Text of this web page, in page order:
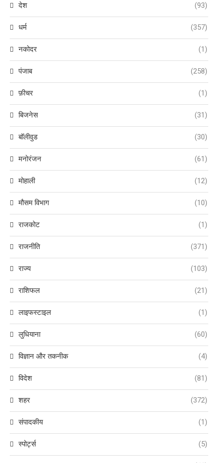
देश (93)
धर्म (357)
नकोदर (1)
पंजाब (258)
फ़ीचर (1)
बिजनेस (31)
बॉलीवुड (30)
मनोरंजन (61)
मोहाली (12)
मौसम विभाग (10)
राजकोट (1)
राजनीति (371)
राज्य (103)
राशिफल (21)
लाइफस्टाइल (1)
लुधियाना (60)
विज्ञान और तकनीक (4)
विदेश (81)
शहर (372)
संपादकीय (1)
स्पोर्ट्स (5)